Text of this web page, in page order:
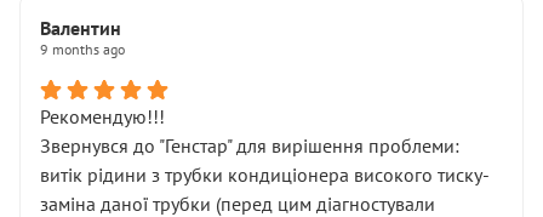
Валентин
9 months ago
Рекомендую!!!
Звернувся до "Генстар" для вирішення проблеми:
витік рідини з трубки кондиціонера високого тиску-
заміна даної трубки (перед цим діагностували